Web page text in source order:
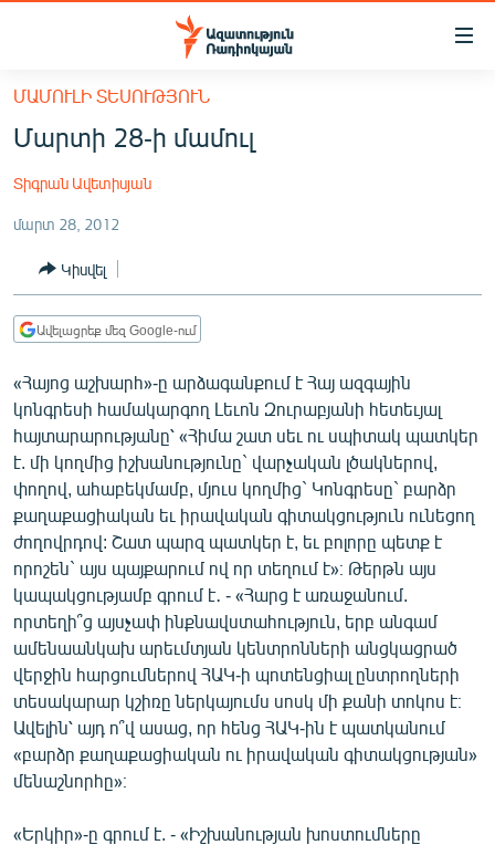
Մատչելիության
հիմնական
բովանդակությանը
հիմնական
մենյուին
ՀԱՅԱՍՏԱՆ
ՔԱՂԱՔԱԿԱՆ
ԸՆՏՐՈՒԹՅՈՒՆՆԵՐ 2026
ԻՐԱՎՈՒՆՔ
ՀԱՍԱՐԱԿՈՒԹՅՈՒՆ
ՂԱՐԱԲԱՂ
ՊԱՏԵՐԱԶՄԻ 6 ՇԱԲԱԹՆԵՐԸ
ՏԱՐԱԾԱՇՐՋԱՆ
ՄԻՋԱԶԳԱՅԻՆ
ՄՇԱԿՈՒՅԹ
ՍՊՈՐՏ
ՄԵԿՆԱԲԱՆՈՒԹՅՈՒՆ
ՏՏ ԵՒ ԻՆՏԵՐՆԵՏ
ԿՈՐՈՆԱՎԻՐՈՒՍ
ԱՐԽԻՎ
ՏԵՍԱՆՅՈՒԹԵՐ
ԲԱՆԱՎԵՃ
ՄԱՄՈՒԼԻ ՏԵՍՈՒԹՅՈՒՆ
Մարտի 28-ի մամուլ
Տիգրան Ավետիսյան
մարտ 28, 2012
Կիսվել
Ավելացրեք մեզ Google-ում
«Հայոց աշխարհ»-ը արձագանքում է Հայ ազգային
կոնգրեսի համակարգող Լեւոն Զուրաբյանի հետեւյալ
հայտարարությանը՝ «Հիմա շատ սեւ ու սպիտակ պատկեր
է. մի կողմից իշխանությունը` վարչական լծակներով,
փողով, ահաբեկմամբ, մյուս կողմից` Կոնգրեսը` բարձր
քաղաքացիական եւ իրավական գիտակցություն ունեցող
ժողովրդով: Շատ պարզ պատկեր է, եւ բոլորը պետք է
որոշեն` այս պայքարում ով որ տեղում է»։ Թերթն այս
կապակցությամբ գրում է․ - «Հարց է առաջանում.
որտեղի՞ց այսչափ ինքնավստահություն, երբ անգամ
ամենաանկախ արեւմտյան կենտրոնների անցկացրած
վերջին հարցումներով ՀԱԿ-ի պոտենցիալ ընտրողների
տեսակարար կշիռը ներկայումս սոսկ մի քանի տոկոս է։
Ավելին՝ այդ ո՞վ ասաց, որ հենց ՀԱԿ-ին է պատկանում
«բարձր քաղաքացիական ու իրավական գիտակցության»
մենաշնորհը»։
«Երկիր»-ը գրում է. - «Իշխանության խոստումները